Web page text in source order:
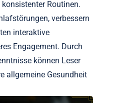
Routinen.
verbessern
interaktive
Engagement. Durch
können Leser
allgemeine Gesundheit